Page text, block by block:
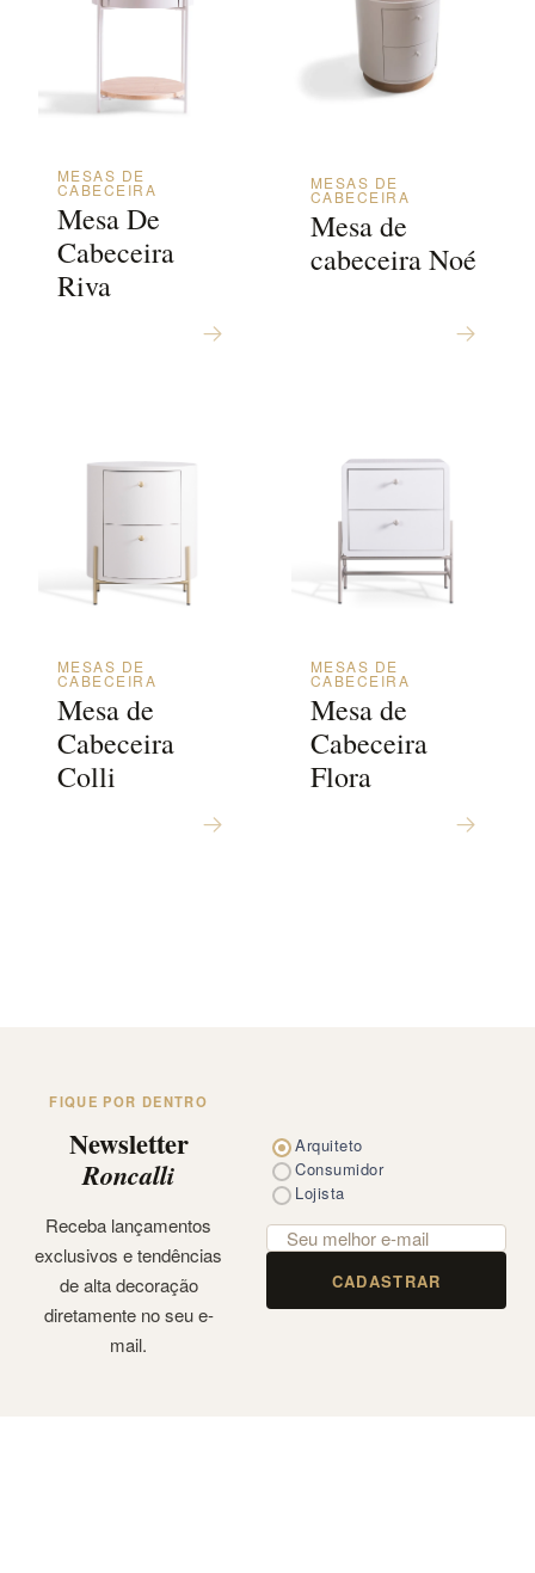
MESAS DE
CABECEIRA
Mesa De
Cabeceira
Riva
MESAS DE
CABECEIRA
Mesa de
cabeceira Noé
MESAS DE
CABECEIRA
Mesa de
Cabeceira
Colli
MESAS DE
CABECEIRA
Mesa de
Cabeceira
Flora
FIQUE POR DENTRO
Newsletter
Roncalli
Receba lançamentos
exclusivos e tendências
de alta decoração
diretamente no seu e-
mail.
Arquiteto
Consumidor
Lojista
CADASTRAR